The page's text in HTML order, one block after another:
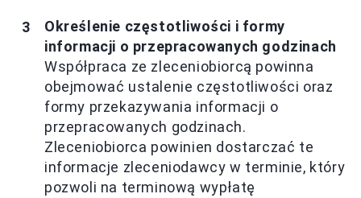
Określenie częstotliwości i formy
informacji o przepracowanych godzinach
Współpraca ze zleceniobiorcą powinna
obejmować ustalenie częstotliwości oraz
formy przekazywania informacji o
przepracowanych godzinach.
Zleceniobiorca powinien dostarczać te
informacje zleceniodawcy w terminie, który
pozwoli na terminową wypłatę